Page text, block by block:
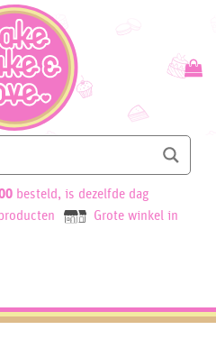
besteld, is dezelfde dag
Grote winkel in